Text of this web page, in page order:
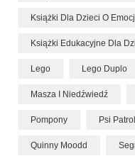
Książki Dla Dzieci O
Książki Edukacyjne Dla
Lego Lego Duplo
Masza I Niedźwiedź
Pompony Psi Patrol
Quinny Moodd